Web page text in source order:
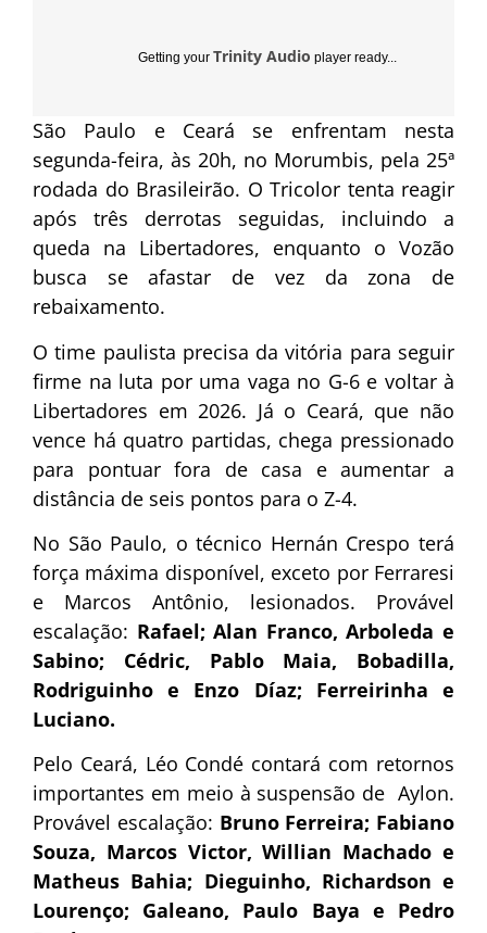
Getting your Trinity Audio player ready...
São Paulo e Ceará se enfrentam nesta
segunda-feira, às 20h, no Morumbis, pela 25ª
rodada do Brasileirão. O Tricolor tenta reagir
após três derrotas seguidas, incluindo a
queda na Libertadores, enquanto o Vozão
busca se afastar de vez da zona de
rebaixamento.
O time paulista precisa da vitória para seguir
firme na luta por uma vaga no G-6 e voltar à
Libertadores em 2026. Já o Ceará, que não
vence há quatro partidas, chega pressionado
para pontuar fora de casa e aumentar a
distância de seis pontos para o Z-4.
No São Paulo, o técnico Hernán Crespo terá
força máxima disponível, exceto por Ferraresi
e Marcos Antônio, lesionados. Provável
escalação: Rafael; Alan Franco, Arboleda e
Sabino; Cédric, Pablo Maia, Bobadilla,
Rodriguinho e Enzo Díaz; Ferreirinha e
Luciano.
Pelo Ceará, Léo Condé contará com retornos
importantes em meio à suspensão de Aylon.
Provável escalação: Bruno Ferreira; Fabiano
Souza, Marcos Victor, Willian Machado e
Matheus Bahia; Dieguinho, Richardson e
Lourenço; Galeano, Paulo Baya e Pedro